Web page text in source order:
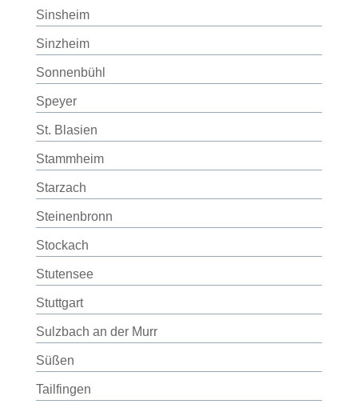
Sinsheim
Sinzheim
Sonnenbühl
Speyer
St. Blasien
Stammheim
Starzach
Steinenbronn
Stockach
Stutensee
Stuttgart
Sulzbach an der Murr
Süßen
Tailfingen